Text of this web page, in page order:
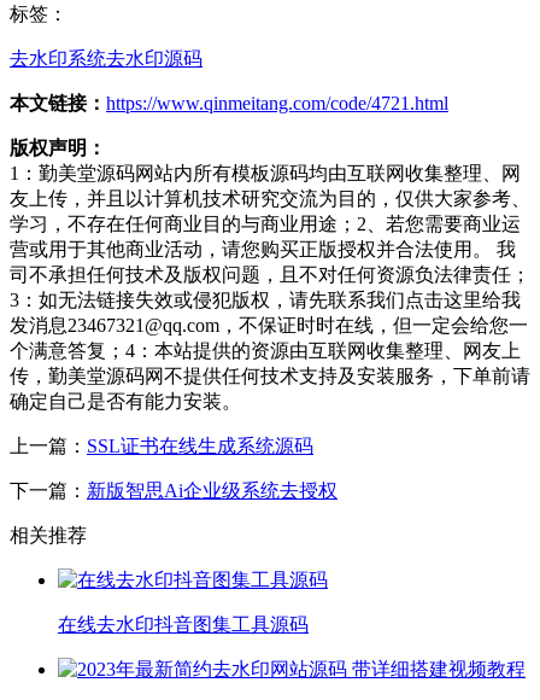
标签：
去水印系统去水印源码
本文链接： https://www.qinmeitang.com/code/4721.html
版权声明：
1：勤美堂源码网站内所有模板源码均由互联网收集整理、网
友上传，并且以计算机技术研究交流为目的，仅供大家参考、
学习，不存在任何商业目的与商业用途；2、若您需要商业运
营或用于其他商业活动，请您购买正版授权并合法使用。 我
司不承担任何技术及版权问题，且不对任何资源负法律责任；
3：如无法链接失效或侵犯版权，请先联系我们点击这里给我
发消息23467321@qq.com，不保证时时在线，但一定会给您一
个满意答复；4：本站提供的资源由互联网收集整理、网友上
传，勤美堂源码网不提供任何技术支持及安装服务，下单前请
确定自己是否有能力安装。
上一篇： SSL证书在线生成系统源码
下一篇： 新版智思Ai企业级系统去授权
相关推荐
在线去水印抖音图集工具源码